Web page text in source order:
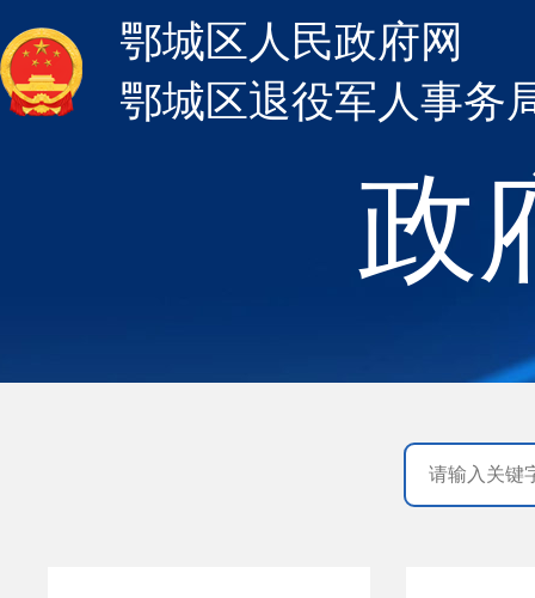
政
鄂城区人民政府网
鄂城区退役军人事务